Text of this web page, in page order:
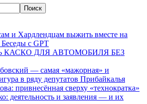
и Хардлендцам выжить вместе на
с GPT
КАСКО ДЛЯ АВТОМОБИЛЯ БЕЗ
— самая «мажорная» и
в ряду депутатов Прибайкалья
привнесённая сверху «технократка»
деятельность и заявления — и их